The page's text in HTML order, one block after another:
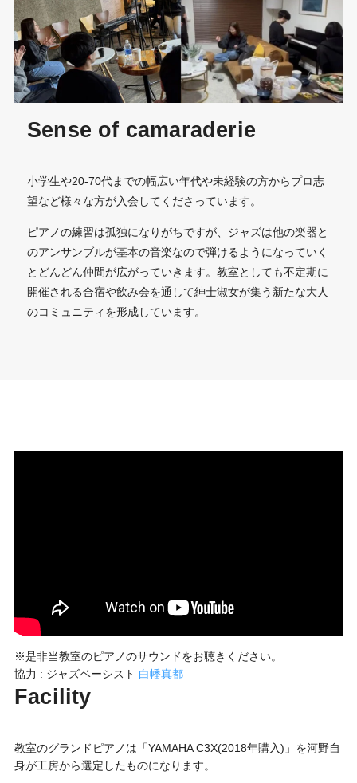
Sense of camaraderie
小学生や20-70代までの幅広い年代や未経験の方からプロ志
望など様々な方が入会してくださっています。
ピアノの練習は孤独になりがちですが、ジャズは他の楽器と
のアンサンブルが基本の音楽なので弾けるようになっていく
とどんどん仲間が広がっていきます。教室としても不定期に
開催される合宿や飲み会を通して紳士淑女が集う新たな大人
のコミュニティを形成しています。
※是非当教室のピアノのサウンドをお聴きください。
協力 : ジャズベーシスト 白幡真都
Facility
教室のグランドピアノは「YAMAHA C3X(2018年購入)」を河野自
身が工房から選定したものになります。